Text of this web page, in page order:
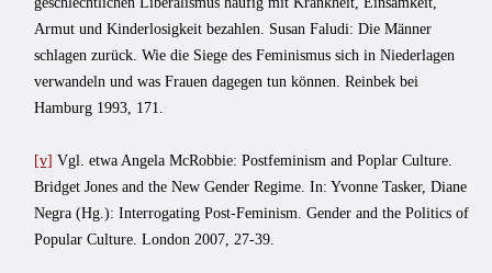
Armut und Kinderlosigkeit bezahlen. Susan Faludi: Die Männer
schlagen zurück. Wie die Siege des Feminismus sich in Niederlagen
verwandeln und was Frauen dagegen tun können. Reinbek bei
Hamburg 1993, 171.
[v] Vgl. etwa Angela McRobbie: Postfeminism and Poplar Culture.
Bridget Jones and the New Gender Regime. In: Yvonne Tasker, Diane
Negra (Hg.): Interrogating Post-Feminism. Gender and the Politics of
Popular Culture. London 2007, 27-39.